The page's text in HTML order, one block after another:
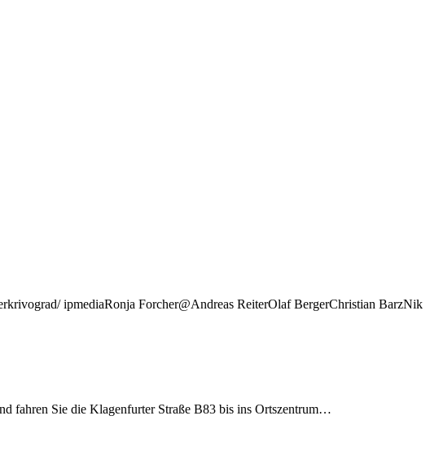
ipmediaRonja Forcher@Andreas ReiterOlaf BergerChristian BarzNik
fahren Sie die Klagenfurter Straße B83 bis ins Ortszentrum…